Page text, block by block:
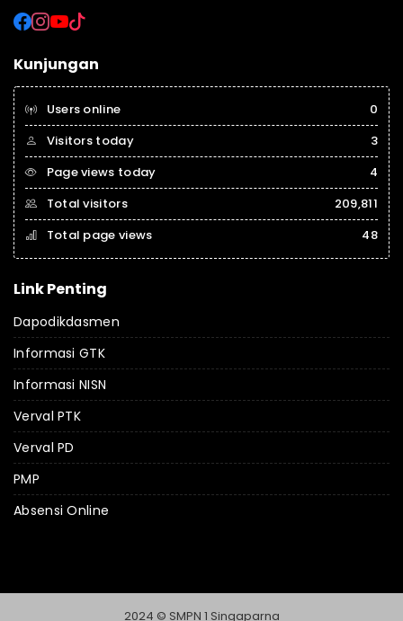
Kunjungan
Users online
0
Visitors today
3
Page views today
4
Total visitors
209,811
Total page views
48
Link Penting
Dapodikdasmen
Informasi GTK
Informasi NISN
Verval PTK
Verval PD
PMP
Absensi Online
2024 © SMPN 1 Singaparna